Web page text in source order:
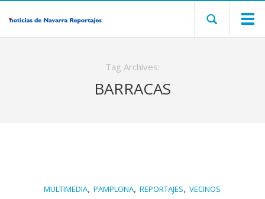
Tag Archives:
BARRACAS
MULTIMEDIA,PAMPLONA,REPORTAJES,VECINOS